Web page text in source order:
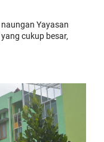
Yayasan
cukup besar,